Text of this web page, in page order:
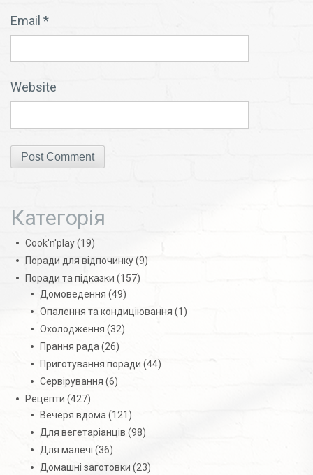
Email *
Website
Категорія
Cook'n'play(19)
Поради для відпочинку(9)
Поради та підказки (157)
Домоведення (49)
Опалення та кондиціювання (1)
Охолодження (32)
Прання рада (26)
Приготування поради (44)
Сервірування (6)
Рецепти (427)
Вечеря вдома (121)
Для вегетаріанців (98)
Для малечі (36)
Домашні заготовки (23)